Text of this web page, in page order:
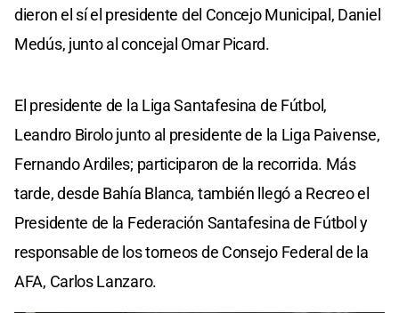
dieron el sí el presidente del Concejo Municipal, Daniel
Medús, junto al concejal Omar Picard.
El presidente de la Liga Santafesina de Fútbol,
Leandro Birolo junto al presidente de la Liga Paivense,
Fernando Ardiles; participaron de la recorrida. Más
tarde, desde Bahía Blanca, también llegó a Recreo el
Presidente de la Federación Santafesina de Fútbol y
responsable de los torneos de Consejo Federal de la
AFA, Carlos Lanzaro.